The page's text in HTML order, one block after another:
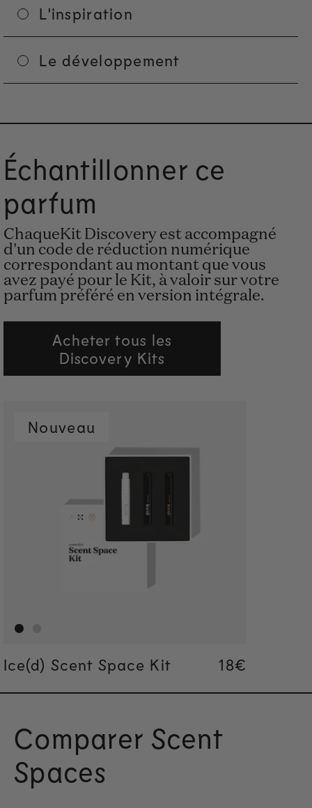
L'inspiration
Le développement
Échantillonner ce
parfum
ChaqueKit Discovery est accompagné
d'un code de réduction numérique
correspondant au montant que vous
avez payé pour le Kit, à valoir sur votre
parfum préféré en version intégrale.
Acheter tous les
Discovery Kits
Nouveau
Ice(d) Scent Space Kit Regular
18€
Regular
18€
Comparer Scent
Spaces